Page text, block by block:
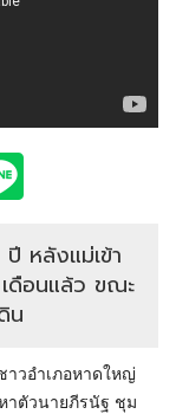
หลังแม่เข้า
ดือนแล้ว ขณะ
น
วอำเภอหาดใหญ่
าตัวนายภีรนัฐ ชุม